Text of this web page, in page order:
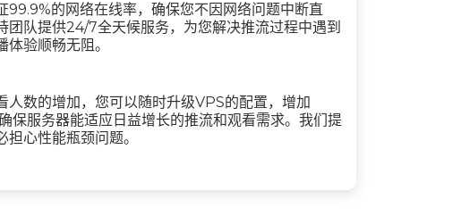
99.9%的网络在线率，确保您不因网络问题中断直
团队提供24/7全天候服务，为您解决推流过程中遇到
验顺畅无阻。
人数的增加，您可以随时升级VPS的配置，增加
保服务器能适应日益增长的推流和观看需求。我们提
心性能瓶颈问题。